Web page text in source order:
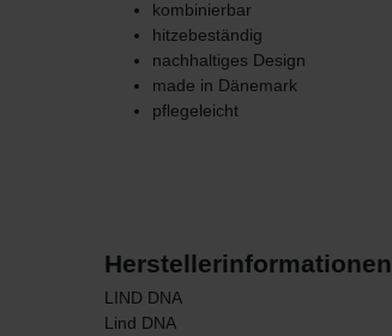
kombinierbar
hitzebeständig
nachhaltiges Design
made in Dänemark
pflegeleicht
Herstellerinformationen
LIND DNA
Lind DNA